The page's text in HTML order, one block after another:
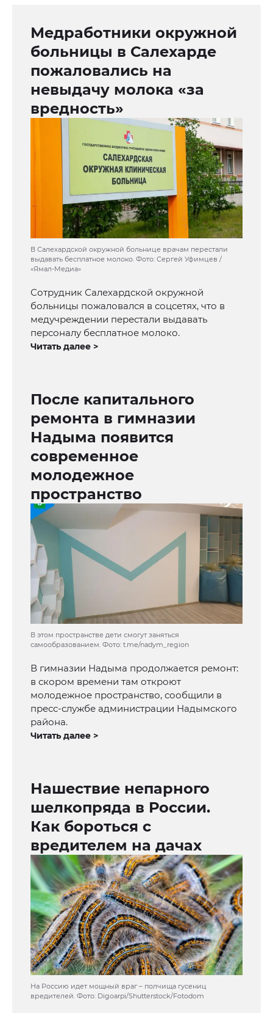
Медработники окружной
больницы в Салехарде
пожаловались на
невыдачу молока «за
вредность»
В Салехардской окружной больнице врачам перестали
выдавать бесплатное молоко. Фото: Сергей Уфимцев /
«Ямал-Медиа»
Сотрудник Салехардской окружной
больницы пожаловался в соцсетях, что в
медучреждении перестали выдавать
персоналу бесплатное молоко.
Читать далее >
После капитального
ремонта в гимназии
Надыма появится
современное
молодежное
пространство
В этом пространстве дети смогут заняться
самообразованием. Фото: t.me/nadym_region
В гимназии Надыма продолжается ремонт:
в скором времени там откроют
молодежное пространство, сообщили в
пресс-службе администрации Надымского
района.
Читать далее >
Нашествие непарного
шелкопряда в России.
Как бороться с
вредителем на дачах
На Россию идет мощный враг – полчища гусениц
вредителей. Фото: Digoarpi/Shutterstock/Fotodom